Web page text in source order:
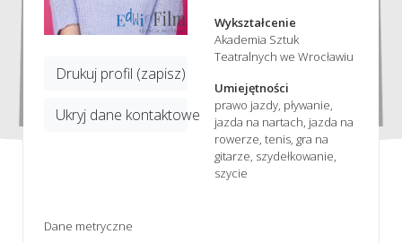
Drukuj profil (zapisz)
Ukryj dane kontaktowe
Wykształcenie
Akademia Sztuk
Teatralnych we Wrocławiu
Umiejętności
prawo jazdy, pływanie,
jazda na nartach, jazda na
rowerze, tenis, gra na
gitarze, szydełkowanie,
szycie
Dane metryczne